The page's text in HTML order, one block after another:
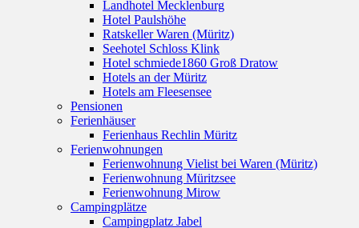
Landhotel Mecklenburg
Hotel Paulshöhe
Ratskeller Waren (Müritz)
Seehotel Schloss Klink
Hotel schmiede1860 Groß Dratow
Hotels an der Müritz
Hotels am Fleesensee
Pensionen
Ferienhäuser
Ferienhaus Rechlin Müritz
Ferienwohnungen
Ferienwohnung Vielist bei Waren (Müritz)
Ferienwohnung Müritzsee
Ferienwohnung Mirow
Campingplätze
Campingplatz Jabel